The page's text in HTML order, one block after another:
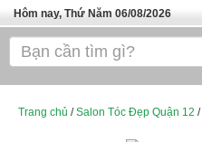
Hôm nay, Thứ Năm 06/08/2026
Trang chủ
SPA TPHCM
Trang chủ /Salon Tóc Đẹp Quận 12 /